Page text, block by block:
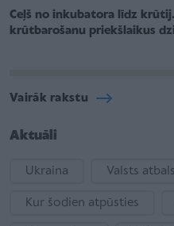
Ceļš no inkubatora līdz
krūtbarošanu priekšlaikus
Vairāk rakstu
Aktuāli
Ukraina Valsts
Kur šodien atpūsties